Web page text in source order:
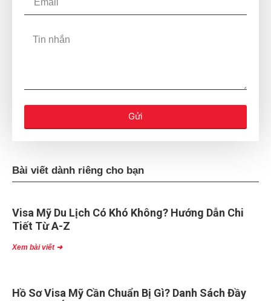
Gửi
Bài viết dành riêng cho bạn
Visa Mỹ Du Lịch Có Khó Không? Hướng Dẫn Chi
Tiết Từ A-Z
Xem bài viết ➜
Hồ Sơ Visa Mỹ Cần Chuẩn Bị Gì? Danh Sách Đầy